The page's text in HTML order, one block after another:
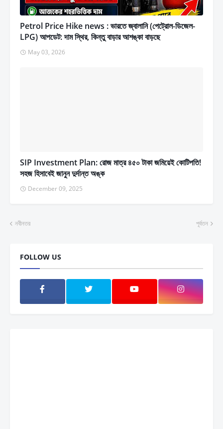
Petrol Price Hike news : ভারতে জ্বালানি (পেট্রোল-ডিজেল-
LPG) আপডেট: দাম স্থির, কিন্তু বাড়ার আশঙ্কা বাড়ছে
May 03, 2026
SIP Investment Plan: রোজ মাত্র ৪৫০ টাকা জমিয়েই কোটিপতি!
সহজ হিসাবেই জানুন দুর্দান্ত অঙ্ক
December 09, 2025
নবীনতর পূর্বতন
FOLLOW US